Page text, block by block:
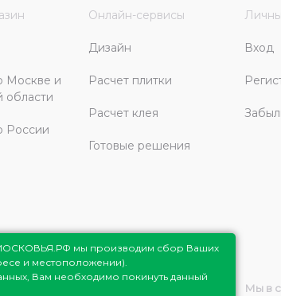
Москве и
области
России
Онлайн-сервисы
Дизайн
Расчет плитки
Расчет клея
Готовые решения
Вход
Мы в
мы производим сбор Ваших
и местоположении).
Вам необходимо покинуть данный